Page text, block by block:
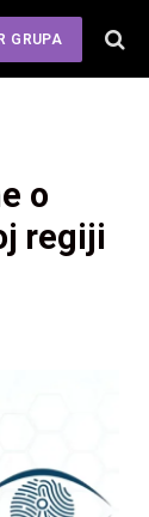
GRUPA
o
regiji